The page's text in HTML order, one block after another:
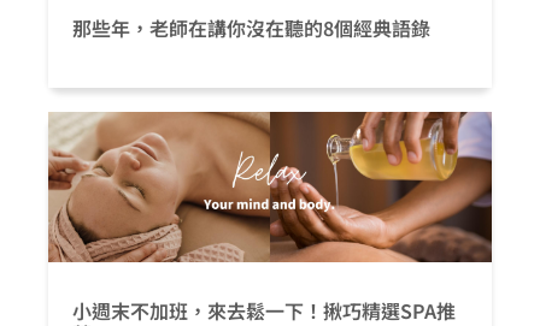
那些年，老師在講你沒在聽的8個經典語錄
小週末不加班，來去鬆一下！揪巧精選SPA推